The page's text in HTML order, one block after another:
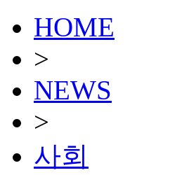
HOME
>
NEWS
>
사회